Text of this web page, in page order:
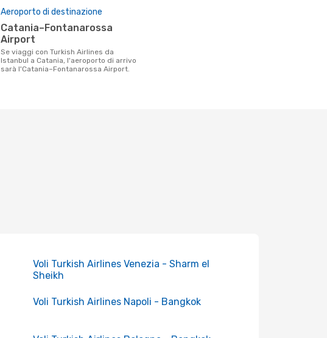
Aeroporto di destinazione
Catania–Fontanarossa
Airport
Se viaggi con Turkish Airlines da
Istanbul a Catania, l'aeroporto di arrivo
sarà l'Catania–Fontanarossa Airport.
Voli Turkish Airlines Venezia - Sharm el
Sheikh
Voli Turkish Airlines Napoli - Bangkok